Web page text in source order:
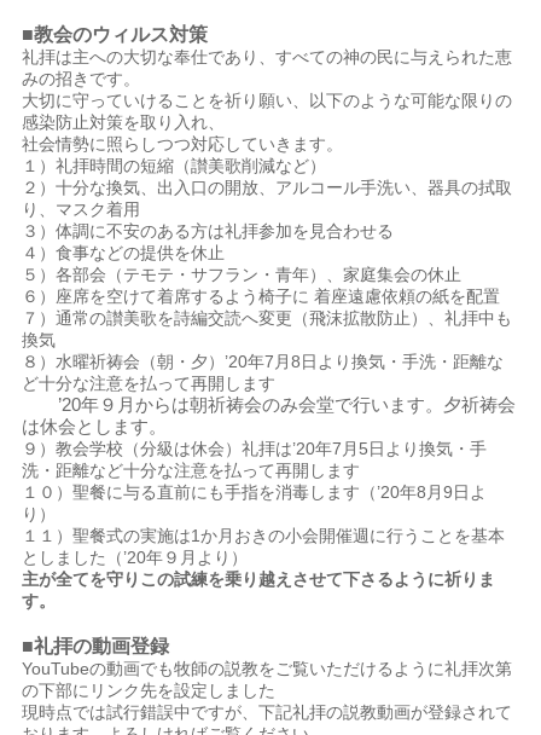
■教会のウィルス対策
礼拝は主への大切な奉仕であり、すべての神の民に与えられた恵
みの招きです。
大切に守っていけることを祈り願い、以下のような可能な限りの
感染防止対策を取り入れ、
社会情勢に照らしつつ対応していきます。
１）礼拝時間の短縮（讃美歌削減など）
２）十分な換気、出入口の開放、アルコール手洗い、器具の拭取
り、マスク着用
３）体調に不安のある方は礼拝参加を見合わせる
４）食事などの提供を休止
５）各部会（テモテ・サフラン・青年）、家庭集会の休止
６）座席を空けて着席するよう椅子に 着座遠慮依頼の紙を配置
７）通常の讃美歌を詩編交読へ変更（飛沫拡散防止）、礼拝中も
換気
８）水曜祈祷会（朝・夕）’20年7月8日より換気・手洗・距離な
ど十分な注意を払って再開します
’20年９月からは朝祈祷会のみ会堂で行います。夕祈祷会
は休会とします。
９）教会学校（分級は休会）礼拝は’20年7月5日より換気・手
洗・距離など十分な注意を払って再開します
１０）聖餐に与る直前にも手指を消毒します（’20年8月9日よ
り）
１１）聖餐式の実施は1か月おきの小会開催週に行うことを基本
としました（’20年９月より）
主が全てを守りこの試練を乗り越えさせて下さるように祈りま
す。
■礼拝の動画登録
YouTubeの動画でも牧師の説教をご覧いただけるように礼拝次第
の下部にリンク先を設定しました
現時点では試行錯誤中ですが、下記礼拝の説教動画が登録されて